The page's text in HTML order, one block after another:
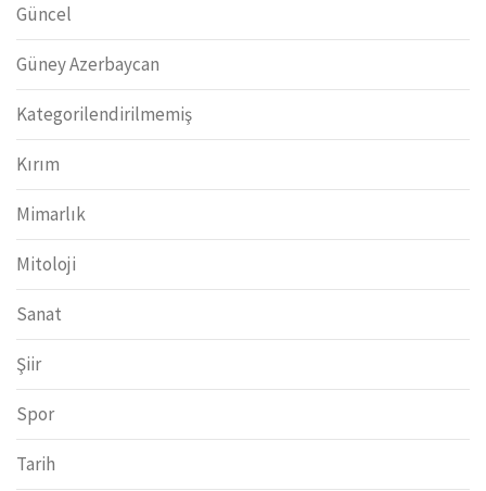
Güncel
Güney Azerbaycan
Kategorilendirilmemiş
Kırım
Mimarlık
Mitoloji
Sanat
Şiir
Spor
Tarih